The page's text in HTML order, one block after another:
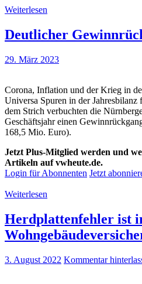
Weiterlesen
Deutlicher
29. März 2023
Corona, Inflation und der Krieg in
Universa Spuren in der
dem Strich verbuchten die
Geschäftsjahr einen
168,5 Mio. Euro).
Jetzt Plus-Mitglied werden und
Artikeln auf vwheute.de.
Login für Abonnenten Jetzt
Weiterlesen
Herdplattenfehler ist
3. August 2022 Kommentar